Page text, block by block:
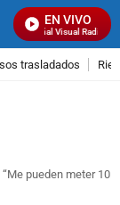
EN VIVO
Señal Visual Radio
trasladados
pueden meter